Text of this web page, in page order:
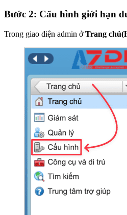
Bước 2: Cấu hình giới hạn
Trong giao diện admin ởTrang